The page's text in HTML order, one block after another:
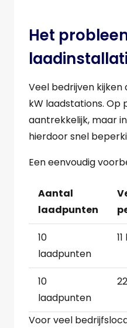
Het
Veel bedrijven kijken
kW laadstations. Op
aantrekkelijk, maar
hierdoor snel
Een eenvoudig
Aantal
laadpunten
10
laadpunten
10
laadpunten
Voor veel